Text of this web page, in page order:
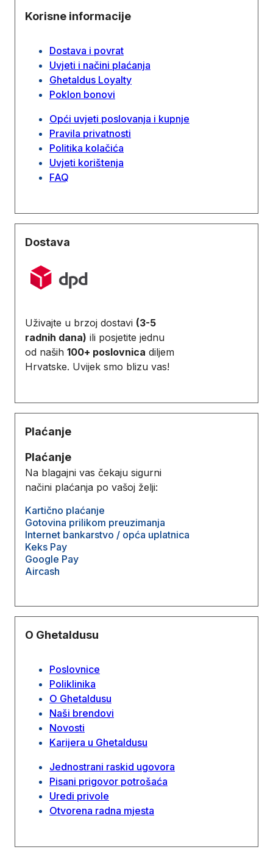
Korisne informacije
Dostava i povrat
Uvjeti i načini plaćanja
Ghetaldus Loyalty
Poklon bonovi
Opći uvjeti poslovanja i kupnje
Pravila privatnosti
Politika kolačića
Uvjeti korištenja
FAQ
Dostava
Uživajte u brzoj dostavi (3-5
radnih dana) ili posjetite jednu
od naših 100+ poslovnica diljem
Hrvatske. Uvijek smo blizu vas!
Plaćanje
Plaćanje
Na blagajni vas čekaju sigurni
načini plaćanja po vašoj želji:
Kartično plaćanje
Gotovina prilikom preuzimanja
Internet bankarstvo / opća uplatnica
Keks Pay
Google Pay
Aircash
O Ghetaldusu
Poslovnice
Poliklinika
O Ghetaldusu
Naši brendovi
Novosti
Karijera u Ghetaldusu
Jednostrani raskid ugovora
Pisani prigovor potrošaća
Uredi privole
Otvorena radna mjesta